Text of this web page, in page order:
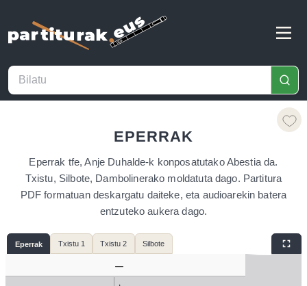
EPERRAK
Eperrak tfe, Anje Duhalde-k konposatutako Abestia da.
Txistu, Silbote, Dambolinerako moldatuta dago. Partitura
PDF formatuan deskargatu daiteke, eta audioarekin batera
entzuteko aukera dago.
Eperrak Txistu 1 Txistu 2 Silbote